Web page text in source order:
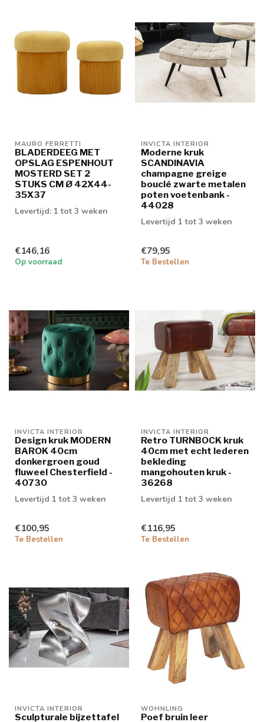
MAURO FERRETTI
BLADERDEEG MET
OPSLAG ESPENHOUT
MOSTERD SET 2
STUKS CM Ø 42X44-
35X37
Levertijd: 1 tot 3 weken
€146,16
Op voorraad
INVICTA INTERIOR
Moderne kruk
SCANDINAVIA
champagne greige
bouclé zwarte metalen
poten voetenbank -
44028
Levertijd 1 tot 3 weken
€79,95
Te Bestellen
INVICTA INTERIOR
Design kruk MODERN
BAROK 40cm
donkergroen goud
fluweel Chesterfield -
40730
Levertijd 1 tot 3 weken
€100,95
Te Bestellen
INVICTA INTERIOR
Retro TURNBOCK kruk
40cm met echt lederen
bekleding
mangohouten kruk -
36268
Levertijd 1 tot 3 weken
€116,95
Te Bestellen
INVICTA INTERIOR
Sculpturale bijzettafel
WOHNLING
Poef bruin leer